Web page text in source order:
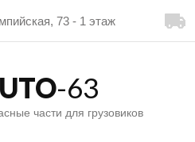
73 - 1 этаж
-63
части для грузовиков